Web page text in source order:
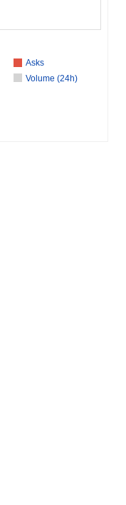
Asks
Volume (24h)